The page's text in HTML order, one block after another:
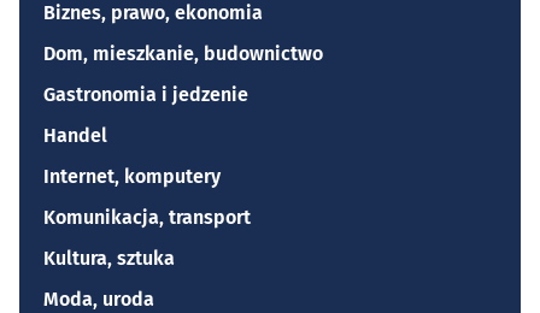
Biznes, prawo, ekonomia
Dom, mieszkanie, budownictwo
Gastronomia i jedzenie
Handel
Internet, komputery
Komunikacja, transport
Kultura, sztuka
Moda, uroda